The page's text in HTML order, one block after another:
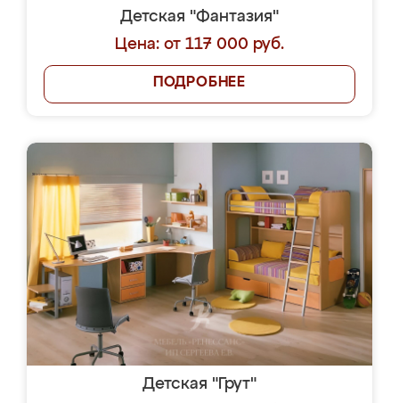
Детская "Фантазия"
Цена: от 117 000 руб.
ПОДРОБНЕЕ
Детская "Грут"